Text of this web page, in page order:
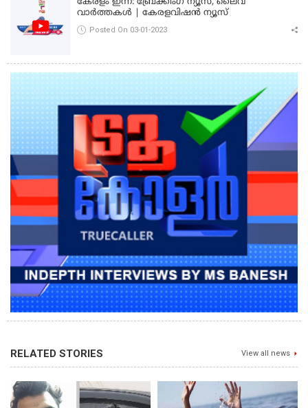
വാർത്തകൾ | കേരളവിഷൻ ന്യൂസ്
Posted On 03-01-2023
RELATED STORIES View all news